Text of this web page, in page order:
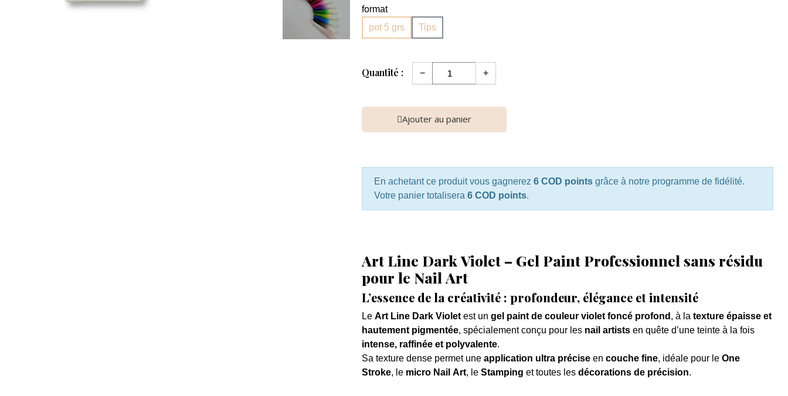
format
pot 5 grs
Tips
Quantité : − +
Ajouter au panier
En achetant ce produit vous gagnerez 6 COD pointsgrâce à notre programme de fidélité.
Votre panier totalisera 6 COD points.
Art Line Dark Violet – Gel Paint Professionnel sans résidu
pour le Nail Art
L’essence de la créativité : profondeur, élégance et intensité
Le Art Line Dark Violetest un gel paint de couleur violet foncé profond , à la texture épaisse et
hautement pigmentée, spécialement conçu pour les nail artistsen quête d’une teinte à la fois
intense, raffinée et polyvalente.
Sa texture dense permet une application ultra préciseen couche fine, idéale pour le One
Stroke, le micro Nail Art, le Stamping et toutes les décorations de précision.